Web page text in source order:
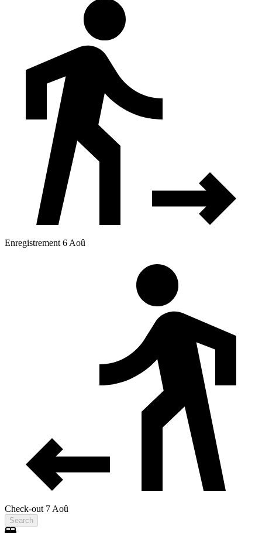
Enregistrement 6 Aoû
Check-out 7 Aoû
Search